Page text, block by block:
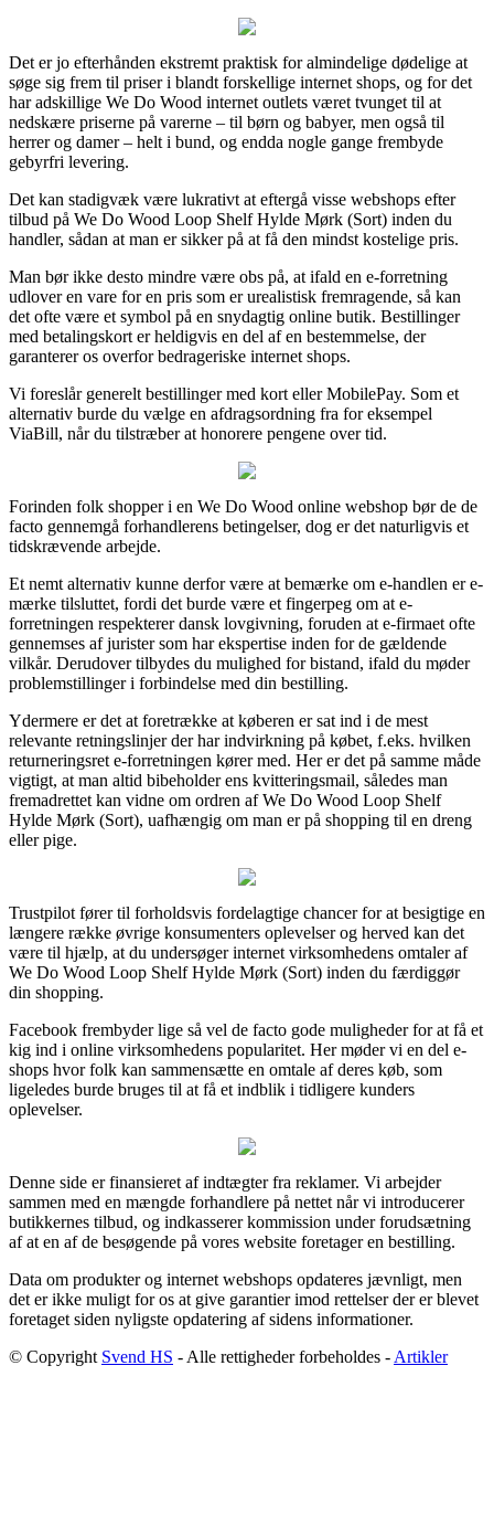
Det er jo efterhånden ekstremt praktisk for almindelige dødelige at
søge sig frem til priser i blandt forskellige internet shops, og for det
har adskillige We Do Wood internet outlets været tvunget til at
nedskære priserne på varerne – til børn og babyer, men også til
herrer og damer – helt i bund, og endda nogle gange frembyde
gebyrfri levering.
Det kan stadigvæk være lukrativt at eftergå visse webshops efter
tilbud på We Do Wood Loop Shelf Hylde Mørk (Sort) inden du
handler, sådan at man er sikker på at få den mindst kostelige pris.
Man bør ikke desto mindre være obs på, at ifald en e-forretning
udlover en vare for en pris som er urealistisk fremragende, så kan
det ofte være et symbol på en snydagtig online butik. Bestillinger
med betalingskort er heldigvis en del af en bestemmelse, der
garanterer os overfor bedrageriske internet shops.
Vi foreslår generelt bestillinger med kort eller MobilePay. Som et
alternativ burde du vælge en afdragsordning fra for eksempel
ViaBill, når du tilstræber at honorere pengene over tid.
Forinden folk shopper i en We Do Wood online webshop bør de de
facto gennemgå forhandlerens betingelser, dog er det naturligvis et
tidskrævende arbejde.
Et nemt alternativ kunne derfor være at bemærke om e-handlen er e-
mærke tilsluttet, fordi det burde være et fingerpeg om at e-
forretningen respekterer dansk lovgivning, foruden at e-firmaet ofte
gennemses af jurister som har ekspertise inden for de gældende
vilkår. Derudover tilbydes du mulighed for bistand, ifald du møder
problemstillinger i forbindelse med din bestilling.
Ydermere er det at foretrække at køberen er sat ind i de mest
relevante retningslinjer der har indvirkning på købet, f.eks. hvilken
returneringsret e-forretningen kører med. Her er det på samme måde
vigtigt, at man altid bibeholder ens kvitteringsmail, således man
fremadrettet kan vidne om ordren af We Do Wood Loop Shelf
Hylde Mørk (Sort), uafhængig om man er på shopping til en dreng
eller pige.
Trustpilot fører til forholdsvis fordelagtige chancer for at besigtige en
længere række øvrige konsumenters oplevelser og herved kan det
være til hjælp, at du undersøger internet virksomhedens omtaler af
We Do Wood Loop Shelf Hylde Mørk (Sort) inden du færdiggør
din shopping.
Facebook frembyder lige så vel de facto gode muligheder for at få et
kig ind i online virksomhedens popularitet. Her møder vi en del e-
shops hvor folk kan sammensætte en omtale af deres køb, som
ligeledes burde bruges til at få et indblik i tidligere kunders
oplevelser.
Denne side er finansieret af indtægter fra reklamer. Vi arbejder
sammen med en mængde forhandlere på nettet når vi introducerer
butikkernes tilbud, og indkasserer kommission under forudsætning
af at en af de besøgende på vores website foretager en bestilling.
Data om produkter og internet webshops opdateres jævnligt, men
det er ikke muligt for os at give garantier imod rettelser der er blevet
foretaget siden nyligste opdatering af sidens informationer.
© Copyright Svend HS - Alle rettigheder forbeholdes - Artikler